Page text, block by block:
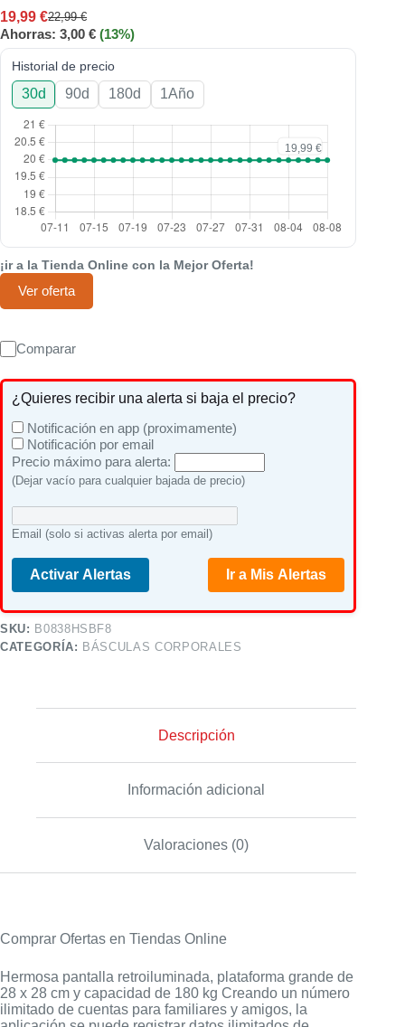
22,99€
19,99 €
Ahorras: 3,00 € (13%)
Historial de precio
30d 90d 180d 1Año
¡ir a la Tienda Online con la Mejor Oferta!
Ver oferta
Comparar
¿Quieres recibir una alerta si baja el precio?
Notificación en app (proximamente)
Notificación por email
Precio máximo para alerta:
(Dejar vacío para cualquier bajada de precio)
Email (solo si activas alerta por email)
Activar Alertas Ir a Mis Alertas
SKU: B0838HSBF8
CATEGORÍA: BÁSCULAS CORPORALES
Descripción
Información adicional
Valoraciones (0)
Comprar Ofertas en Tiendas Online
Hermosa pantalla retroiluminada, plataforma grande de
28 x 28 cm y capacidad de 180 kg Creando un número
ilimitado de cuentas para familiares y amigos, la